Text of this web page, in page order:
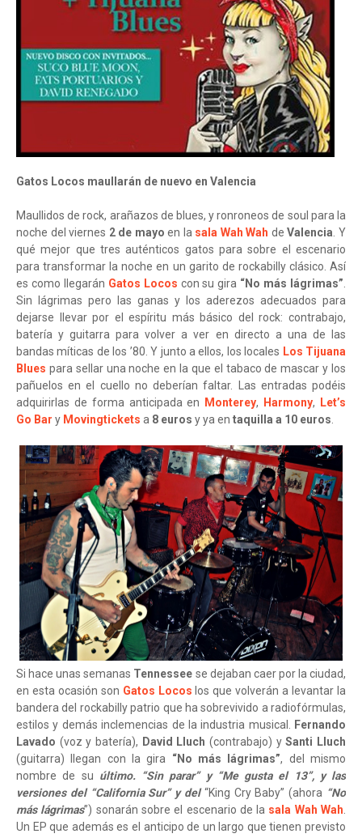
Gatos Locos maullarán de nuevo en Valencia
Maullidos de rock, arañazos de blues, y ronroneos de soul para la
noche del viernes 2 de mayo en la sala Wah Wah deValencia. Y
qué mejor que tres auténticos gatos para sobre el escenario
para transformar la noche en un garito de rockabilly clásico. Así
es como llegarán Gatos Locos con su gira “No más lágrimas”.
Sin lágrimas pero las ganas y los aderezos adecuados para
dejarse llevar por el espíritu más básico del rock: contrabajo,
batería y guitarra para volver a ver en directo a una de las
bandas míticas de los ’80. Y junto a ellos, los locales Los Tijuana
Blues para sellar una noche en la que el tabaco de mascar y los
pañuelos en el cuello no deberían faltar. Las entradas podéis
adquirirlas de forma anticipada en
Monterey, Harmony,
Let’s
Go Bar y Movingtickets a 8 euros y ya en taquilla a 10 euros.
Si hace unas semanas Tennessee se dejaban caer por la ciudad,
en esta ocasión son Gatos Locos los que volverán a levantar la
bandera del rockabilly patrio que ha sobrevivido a radiofórmulas,
estilos y demás inclemencias de la industria musical. Fernando
Lavado (voz y batería), David Lluch(contrabajo) ySanti Lluch
(guitarra) llegan con la gira “No más lágrimas”, del mismo
nombre de su último. “Sin parar” y “Me gusta el 13”, y las
versiones del “California Sur” y del“King Cry Baby” (ahora “No
más lágrimas”) sonarán sobre el escenario de la sala Wah Wah.
Un EP que además es el anticipo de un largo que tienen previsto